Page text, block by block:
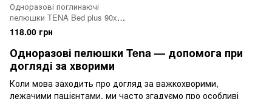
Одноразові поглинаючі
пелюшки TENA Bed plus 90x60
см. 5 шт
118.00 грн
Одноразові пелюшки Tena — допомога при
догляді за хворими
Коли мова заходить про догляд за важкохворими,
лежачими пацієнтами, ми часто згадуємо про особливі